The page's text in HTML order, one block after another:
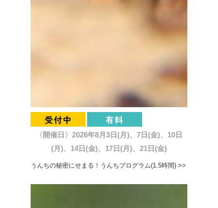
〈開催日〉2026年8月3日(月)、7日(金)、10日
(月)、14日(金)、17日(月)、21日(金)
うんちの秘密にせまる！うんちプログラム(1.5時間) >>